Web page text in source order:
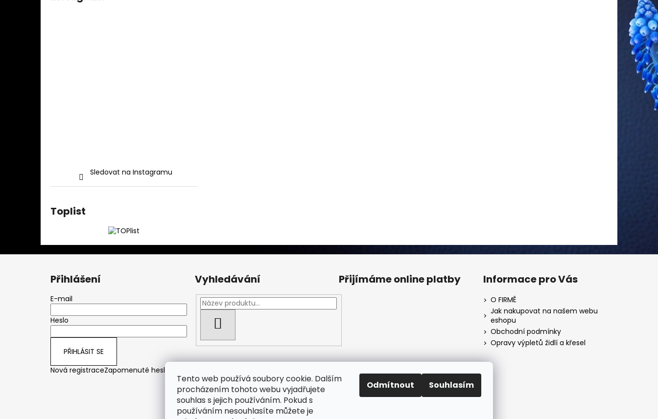
Tento web používá soubory cookie. Dalším
procházením tohoto webu vyjadřujete
souhlas s jejich používáním. Pokud s
používáním nesouhlasíte můžete je
Odmítnout Souhlasím
Sledovat na Instagramu
Toplist
Přihlášení
E-mail
Heslo
PŘIHLÁSIT SE
Nová registraceZapomenuté heslo
Vyhledávání Přijímáme online platby Informace pro Vás
O FIRMĚ
Jak nakupovat na našem webu
eshopu
Obchodní podmínky
Opravy výpletů židlí a křesel
Facebook Fan page